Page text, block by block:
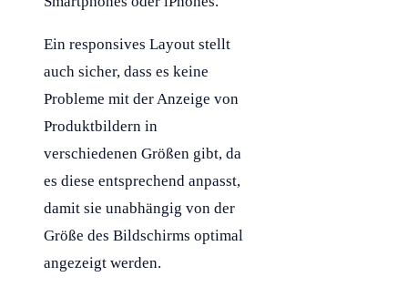
Ein responsives Layout stellt
auch sicher, dass es keine
Probleme mit der Anzeige von
Produktbildern in
verschiedenen Größen gibt, da
es diese entsprechend anpasst,
damit sie unabhängig von der
Größe des Bildschirms optimal
angezeigt werden.